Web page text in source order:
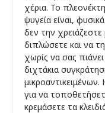
χέρια. Το
ψυγεία είναι,
δεν την
διπλώσετε και να
χωρίς να σας
διχτάκια
για να
κρεμάσετε τα